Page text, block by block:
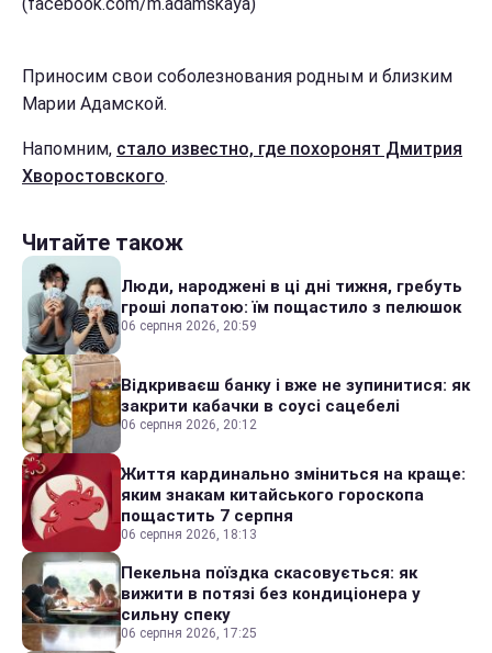
(facebook.com/m.adamskaya)
Приносим свои соболезнования родным и близким
Марии Адамской.
Напомним, стало известно, где похоронят Дмитрия
Хворостовского.
Читайте також
Люди, народжені в ці дні тижня, гребуть
гроші лопатою: їм пощастило з пелюшок
06 серпня 2026, 20:59
Відкриваєш банку і вже не зупинитися: як
закрити кабачки в соусі сацебелі
06 серпня 2026, 20:12
Життя кардинально зміниться на краще:
яким знакам китайського гороскопа
пощастить 7 серпня
06 серпня 2026, 18:13
Пекельна поїздка скасовується: як
вижити в потязі без кондиціонера у
сильну спеку
06 серпня 2026, 17:25